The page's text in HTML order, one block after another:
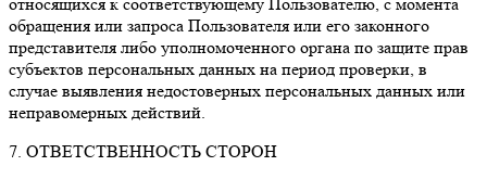
обращения или запроса Пользователя или его законного
представителя либо уполномоченного органа по защите прав
субъектов персональных данных на период проверки, в
случае выявления недостоверных персональных данных или
неправомерных действий.
7. ОТВЕТСТВЕННОСТЬ СТОРОН